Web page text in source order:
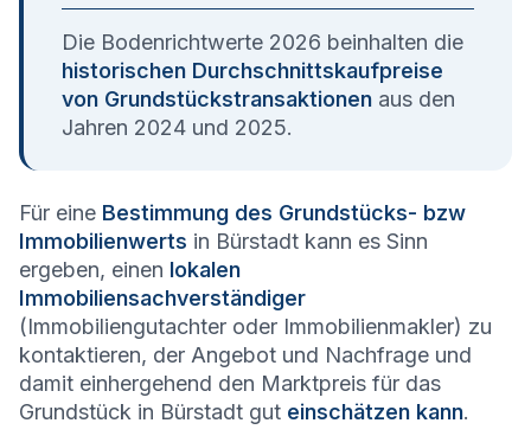
Die Bodenrichtwerte 2026 beinhalten die
historischen Durchschnittskaufpreise
von Grundstückstransaktionen aus den
Jahren 2024 und 2025.
Für eine Bestimmung des Grundstücks- bzw
Immobilienwerts in Bürstadt kann es Sinn
ergeben, einen lokalen
Immobiliensachverständiger
(Immobiliengutachter oder Immobilienmakler) zu
kontaktieren, der Angebot und Nachfrage und
damit einhergehend den Marktpreis für das
Grundstück in Bürstadt gut einschätzen kann.